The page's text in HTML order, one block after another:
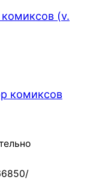
комиксов (v.
комиксов